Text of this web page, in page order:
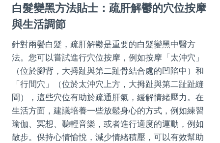
白髮變黑方法貼士：疏肝解鬱的穴位按摩
與生活調節
針對兩鬢白髮，疏肝解鬱是重要的白髮變黑中醫方
法。您可以嘗試進行穴位按摩，例如按摩「太沖穴」
（位於腳背，大拇趾與第二趾骨結合處的凹陷中）和
「行間穴」（位於太沖穴上方，大拇趾與第二趾趾縫
間），這些穴位有助於疏通肝氣，緩解情緒壓力。在
生活方面，建議培養一些放鬆身心的方式，例如練習
瑜伽、冥想、聽輕音樂，或者進行適度的運動，例如
散步。保持心情愉悅，減少情緒積壓，可以有效幫助